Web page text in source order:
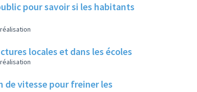
pour savoir si les habitants
locales et dans les écoles
de vitesse pour freiner les